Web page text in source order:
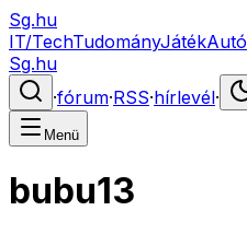
Sg.hu
IT/TechTudományJátékAutó
Sg.hu
·fórum·RSS·hírlevél·
Menü
bubu13